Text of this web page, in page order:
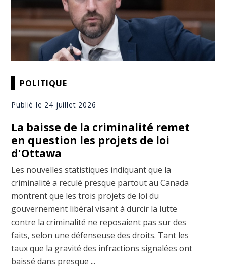
POLITIQUE
Publié le 24 juillet 2026
La baisse de la criminalité remet
en question les projets de loi
d'Ottawa
Les nouvelles statistiques indiquant que la
criminalité a reculé presque partout au Canada
montrent que les trois projets de loi du
gouvernement libéral visant à durcir la lutte
contre la criminalité ne reposaient pas sur des
faits, selon une défenseuse des droits. Tant les
taux que la gravité des infractions signalées ont
baissé dans presque ...